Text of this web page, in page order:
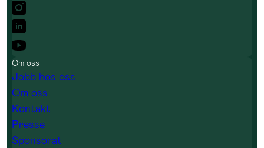
Om oss
Jobb hos oss
Om oss
Kontakt
Presse
Sponsorat